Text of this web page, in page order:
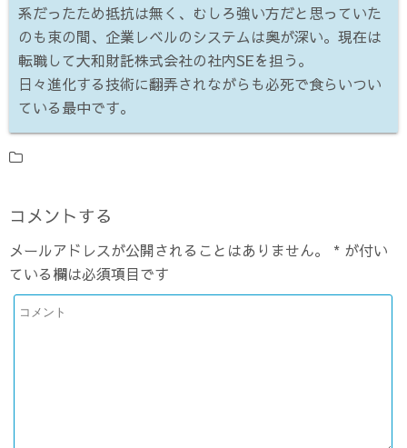
系だったため抵抗は無く、むしろ強い方だと思っていた
のも束の間、企業レベルのシステムは奥が深い。現在は
転職して大和財託株式会社の社内SEを担う。
日々進化する技術に翻弄されながらも必死で食らいつい
ている最中です。
コメントする
メールアドレスが公開されることはありません。 * が付い
ている欄は必須項目です